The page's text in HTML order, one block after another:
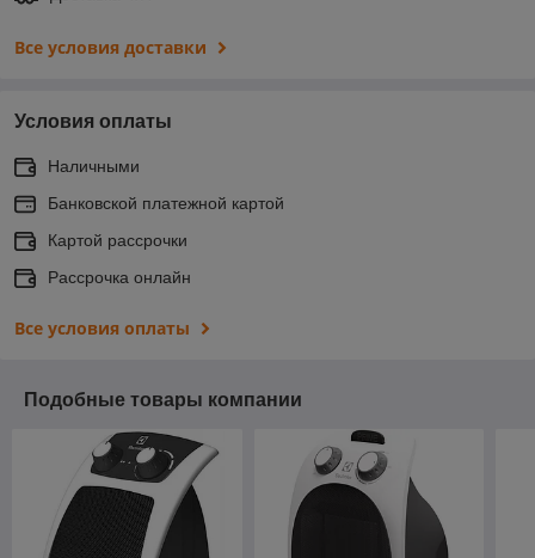
Все условия доставки
Условия оплаты
Наличными
Банковской платежной картой
Картой рассрочки
Рассрочка онлайн
Все условия оплаты
Подобные товары компании